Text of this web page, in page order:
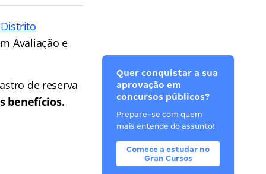
Avaliação e
de reserva
benefícios.
Quer conquistar a sua
aprovação em
concursos públicos?
Prepare-se com quem
mais entende do assunto!
Comece a estudar no
Gran Cursos